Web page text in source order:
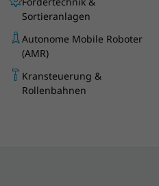
Sortieranlagen
Autonome Mobile Roboter
(AMR)
Kransteuerung &
Rollenbahnen